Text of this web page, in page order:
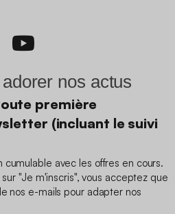
nos actus
première
(incluant le suivi
avec les offres en cours.
"Je m'inscris", vous acceptez que
nos e-mails pour adapter nos